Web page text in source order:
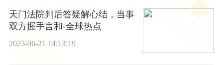
天门法院判后答疑解心结，当事
双方握手言和-全球热点
2023-06-21 14:13:19